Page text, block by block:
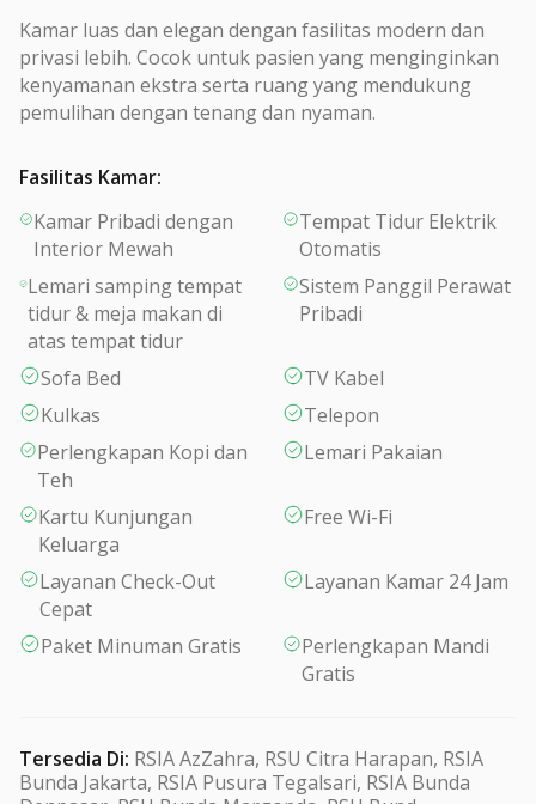
Kamar luas dan elegan dengan fasilitas modern dan
privasi lebih. Cocok untuk pasien yang menginginkan
kenyamanan ekstra serta ruang yang mendukung
pemulihan dengan tenang dan nyaman.
Fasilitas Kamar:
Kamar Pribadi dengan
Interior Mewah
Tempat Tidur Elektrik
Otomatis
Lemari samping tempat
tidur & meja makan di
atas tempat tidur
Sistem Panggil Perawat
Pribadi
Sofa Bed
TV Kabel
Kulkas
Telepon
Perlengkapan Kopi dan
Teh
Lemari Pakaian
Kartu Kunjungan
Keluarga
Free Wi-Fi
Layanan Check-Out
Cepat
Layanan Kamar 24 Jam
Paket Minuman Gratis
Perlengkapan Mandi
Gratis
Tersedia Di: RSIA AzZahra, RSU Citra Harapan, RSIA
Bunda Jakarta, RSIA Pusura Tegalsari, RSIA Bunda